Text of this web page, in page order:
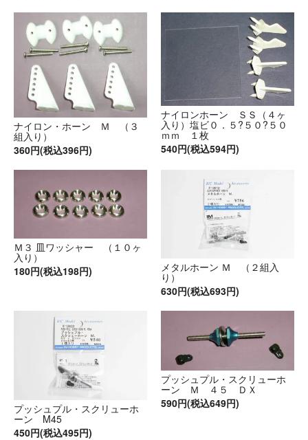
ナイロン・ホーン Ｍ （３
組入り）
360円(税込396円)
ナイロンホーン ＳＳ（４ヶ
入り）塩ビ０．５?５０?５０
ｍｍ １枚
540円(税込594円)
Ｍ３ 皿ワッシャー （１０ヶ
入り）
180円(税込198円)
メタルホーン Ｍ （２組入
り）
630円(税込693円)
プッシュプル・スクリューホ
ーン M45
450円(税込495円)
プッシュプル・スクリューホ
ーン Ｍ ４５ ＤＸ
590円(税込649円)